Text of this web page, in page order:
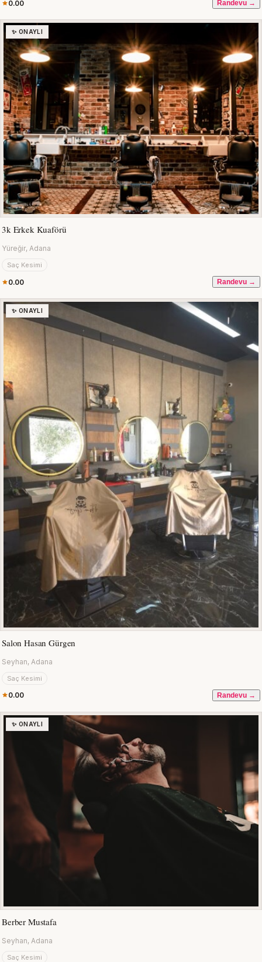
0.00 Randevu →
✨ ONAYLI
3k Erkek Kuaförü
Yüreğir, Adana
Saç Kesimi
0.00 Randevu →
✨ ONAYLI
Salon Hasan Gürgen
Seyhan, Adana
Saç Kesimi
0.00 Randevu →
✨ ONAYLI
Berber Mustafa
Seyhan, Adana
Saç Kesimi